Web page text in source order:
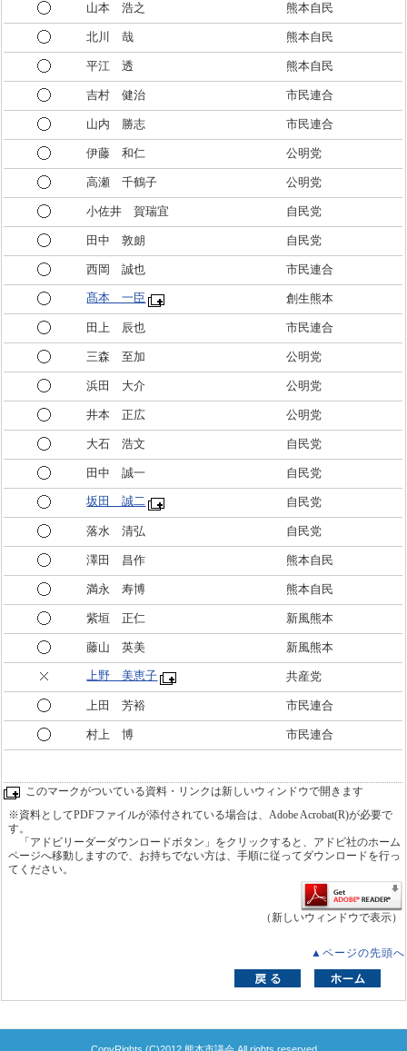
山本 浩之 熊本自民
北川 哉 熊本自民
平江 透 熊本自民
吉村 健治 市民連合
山内 勝志 市民連合
伊藤 和仁 公明党
高瀬 千鶴子 公明党
小佐井 賀瑞宜 自民党
田中 敦朗 自民党
西岡 誠也 市民連合
髙本 一臣 創生熊本
田上 辰也 市民連合
三森 至加 公明党
浜田 大介 公明党
井本 正広 公明党
大石 浩文 自民党
田中 誠一 自民党
坂田 誠二 自民党
落水 清弘 自民党
澤田 昌作 熊本自民
満永 寿博 熊本自民
紫垣 正仁 新風熊本
藤山 英美 新風熊本
上野 美恵子 共産党
上田 芳裕 市民連合
村上 博 市民連合
このマークがついている資料・リンクは新しいウィンドウで開きます
※資料としてPDFファイルが添付されている場合は、Adobe Acrobat(R)が必要で
す。
「アドビリーダーダウンロードボタン」をクリックすると、アドビ社のホーム
ページへ移動しますので、お持ちでない方は、手順に従ってダウンロードを行っ
てください。
（新しいウィンドウで表示）
▲ページの先頭へ